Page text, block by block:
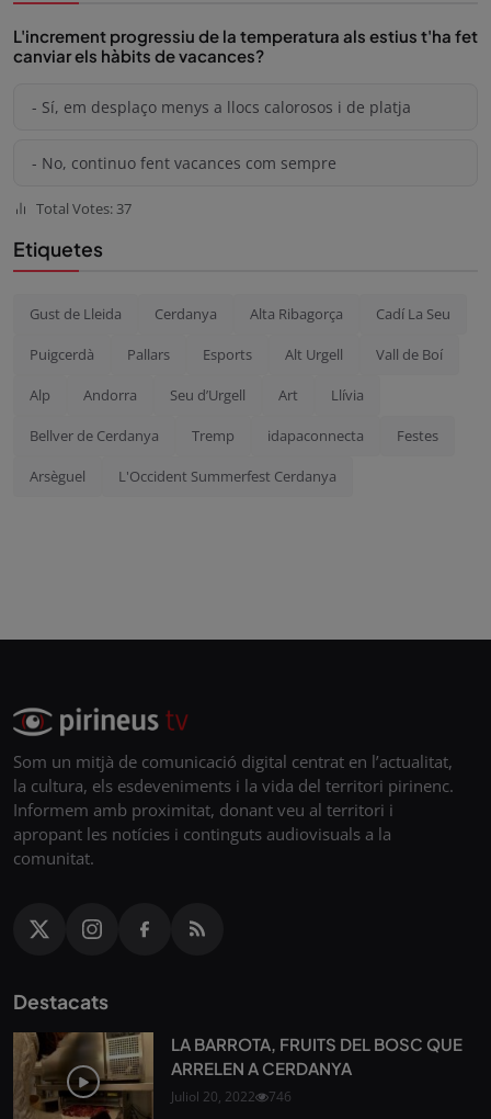
L'increment progressiu de la temperatura als estius t'ha fet
canviar els hàbits de vacances?
- Sí, em desplaço menys a llocs calorosos i de platja
- No, continuo fent vacances com sempre
Total Votes: 37
Etiquetes
Gust de Lleida Cerdanya Alta Ribagorça Cadí La Seu
Puigcerdà Pallars Esports Alt Urgell Vall de Boí
Alp Andorra Seu d’Urgell Art Llívia
Bellver de Cerdanya Tremp idapaconnecta Festes
Arsèguel L'Occident Summerfest Cerdanya
Som un mitjà de comunicació digital centrat en l’actualitat,
la cultura, els esdeveniments i la vida del territori pirinenc.
Informem amb proximitat, donant veu al territori i
apropant les notícies i continguts audiovisuals a la
comunitat.
Destacats
LA BARROTA, FRUITS DEL BOSC QUE
ARRELEN A CERDANYA
Juliol 20, 2022 746